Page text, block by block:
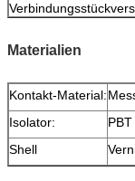
Materialien
Kontakt-Material:
Isolator:
Shell